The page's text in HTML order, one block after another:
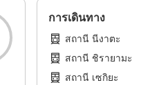
การเดินทาง
สถานี นีงาตะ
สถานี ชิรายามะ
สถานี เซกิยะ